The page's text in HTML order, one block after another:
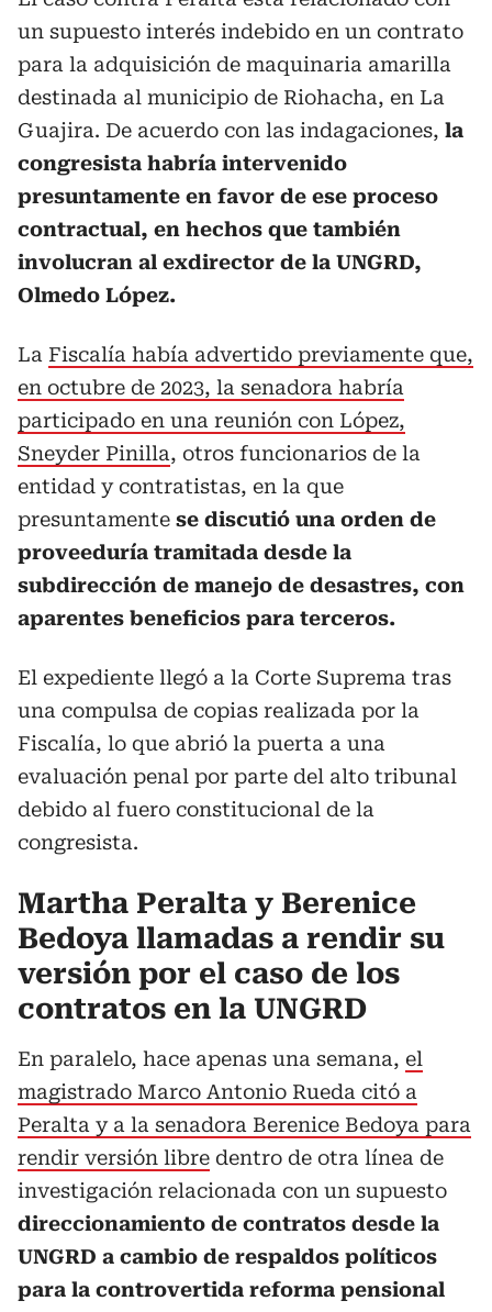
un supuesto interés indebido en un contrato
para la adquisición de maquinaria amarilla
destinada al municipio de Riohacha, en La
Guajira. De acuerdo con las indagaciones, la
congresista habría intervenido
presuntamente en favor de ese proceso
contractual, en hechos que también
involucran al exdirector de la UNGRD,
Olmedo López.
La Fiscalía había advertido previamente que,
en octubre de 2023, la senadora habría
participado en una reunión con López,
Sneyder Pinilla, otros funcionarios de la
entidad y contratistas, en la que
presuntamente se discutió una orden de
proveeduría tramitada desde la
subdirección de manejo de desastres, con
aparentes beneficios para terceros.
El expediente llegó a la Corte Suprema tras
una compulsa de copias realizada por la
Fiscalía, lo que abrió la puerta a una
evaluación penal por parte del alto tribunal
debido al fuero constitucional de la
congresista.
Martha Peralta y Berenice
Bedoya llamadas a rendir su
versión por el caso de los
contratos en la UNGRD
En paralelo, hace apenas una semana, el
magistrado Marco Antonio Rueda citó a
Peralta y a la senadora Berenice Bedoya para
rendir versión libre dentro de otra línea de
investigación relacionada con un supuesto
direccionamiento de contratos desde la
UNGRD a cambio de respaldos políticos
para la controvertida reforma pensional